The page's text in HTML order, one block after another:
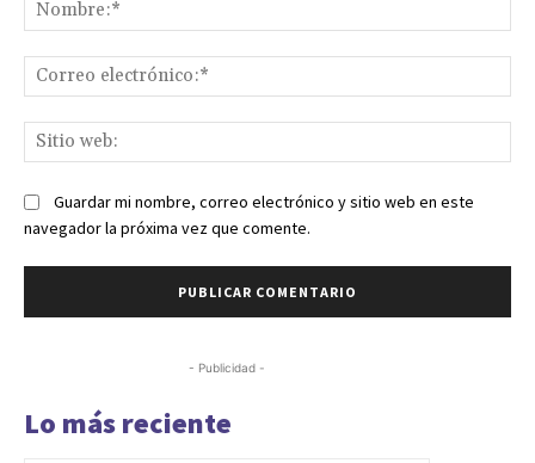
Guardar mi nombre, correo electrónico y sitio web en este
navegador la próxima vez que comente.
- Publicidad -
Lo más reciente